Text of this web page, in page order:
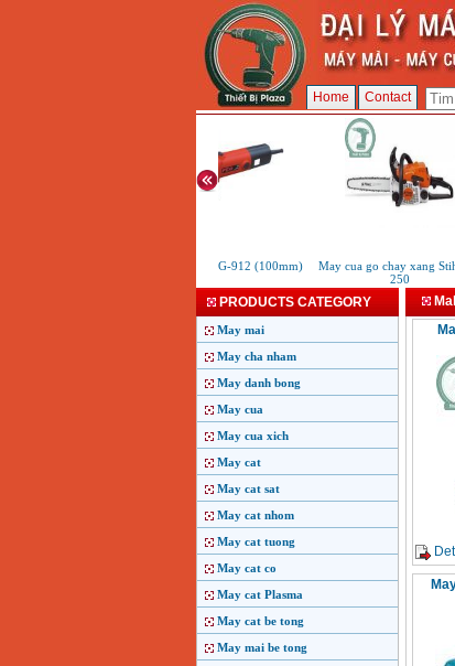
Home Contact
May mai FEG-912 (100mm)
May cua go chay xang
250
PRODUCTS CATEGORY
May mai
May cha nham
May danh bong
May cua
May cua xich
May cat
May cat sat
May cat nhom
May cat tuong
May cat co
May cat Plasma
May cat be tong
May mai be tong